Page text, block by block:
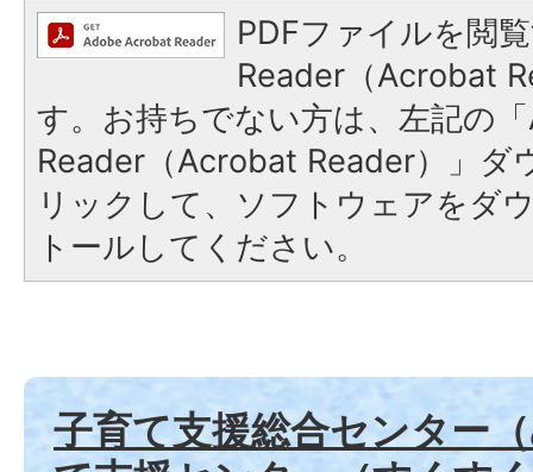
PDFファイルを閲
Reader（Acrobat
す。お持ちでない方は、左記の
Reader（Acrobat Reader）」ダ
リックして、ソフトウェアをダ
トールしてください。
子育て支援総合センター